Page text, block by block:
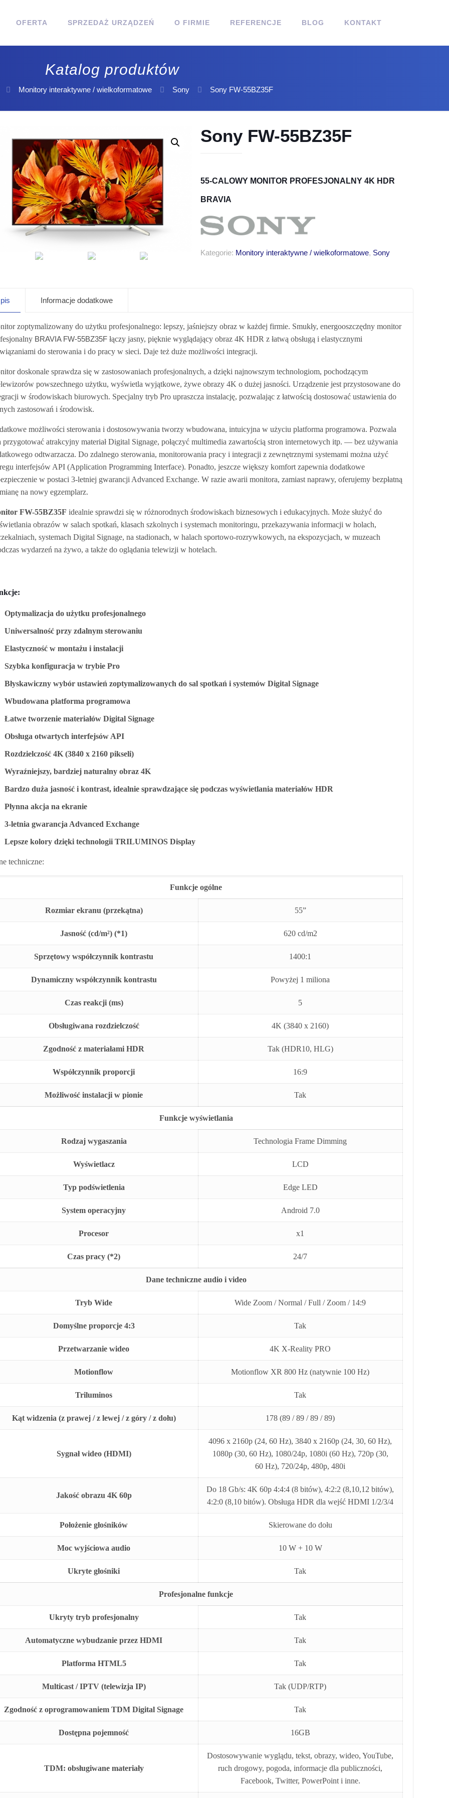
OFERTA SPRZEDAŻ URZĄDZEŃ O FIRMIE REFERENCJE BLOG KONTAKT
Katalog produktów
Monitory interaktywne / wielkoformatowe Sony Sony FW-55BZ35F
Sony FW-55BZ35F
55-CALOWY MONITOR PROFESJONALNY 4K HDR
BRAVIA
Kategorie: Monitory interaktywne / wielkoformatowe, Sony
Informacje dodatkowe
zoptymalizowany do użytku profesjonalnego: lepszy, jaśniejszy obraz w każdej firmie. Smukły, energooszczędny monitor
BRAVIA FW-55BZ35Fłączy jasny, pięknie wyglądający obraz 4K HDR z łatwą obsługą i elastycznymi
do sterowania i do pracy w sieci. Daje też duże możliwości integracji.
doskonale sprawdza się w zastosowaniach profesjonalnych, a dzięki najnowszym technologiom, pochodzącym
powszechnego użytku, wyświetla wyjątkowe, żywe obrazy 4K o dużej jasności. Urządzenie jest przystosowane do
w środowiskach biurowych. Specjalny tryb Pro upraszcza instalację, pozwalając z łatwością dostosować ustawienia do
zastosowań i środowisk.
możliwości sterowania i dostosowywania tworzy wbudowana, intuicyjna w użyciu platforma programowa. Pozwala
przygotować atrakcyjny materiał Digital Signage, połączyć multimedia zawartością stron internetowych itp. — bez używania
odtwarzacza. Do zdalnego sterowania, monitorowania pracy i integracji z zewnętrznymi systemami można użyć
interfejsów API (Application Programming Interface). Ponadto, jeszcze większy komfort zapewnia dodatkowe
w postaci 3-letniej gwarancji Advanced Exchange. W razie awarii monitora, zamiast naprawy, oferujemy bezpłatną
na nowy egzemplarz.
FW-55BZ35F idealnie sprawdzi się w różnorodnych środowiskach biznesowych i edukacyjnych. Może służyć do
obrazów w salach spotkań, klasach szkolnych i systemach monitoringu, przekazywania informacji w holach,
systemach Digital Signage, na stadionach, w halach sportowo-rozrywkowych, na ekspozycjach, w muzeach
wydarzeń na żywo, a także do oglądania telewizji w hotelach.
Optymalizacja do użytku profesjonalnego
Uniwersalność przy zdalnym sterowaniu
Elastyczność w montażu i instalacji
Szybka konfiguracja w trybie Pro
Błyskawiczny wybór ustawień zoptymalizowanych do sal spotkań i systemów Digital Signage
Wbudowana platforma programowa
Łatwe tworzenie materiałów Digital Signage
Obsługa otwartych interfejsów API
Rozdzielczość 4K (3840 x 2160 pikseli)
Wyraźniejszy, bardziej naturalny obraz 4K
Bardzo duża jasność i kontrast, idealnie sprawdzające się podczas wyświetlania materiałów HDR
Płynna akcja na ekranie
3-letnia gwarancja Advanced Exchange
Lepsze kolory dzięki technologii TRILUMINOS Display
techniczne:
Funkcje ogólne
Rozmiar ekranu (przekątna) 55”
Jasność (cd/m²) (*1) 620 cd/m2
Sprzętowy współczynnik kontrastu 1400:1
Dynamiczny współczynnik kontrastu Powyżej 1 miliona
Czas reakcji (ms) 5
Obsługiwana rozdzielczość 4K (3840 x 2160)
Zgodność z materiałami HDR Tak (HDR10, HLG)
Współczynnik proporcji 16:9
Możliwość instalacji w pionie Tak
Funkcje wyświetlania
Rodzaj wygaszania Technologia Frame Dimming
Wyświetlacz LCD
Typ podświetlenia Edge LED
System operacyjny Android 7.0
Procesor x1
Czas pracy (*2) 24/7
Dane techniczne audio i video
Tryb Wide Wide Zoom / Normal / Full / Zoom / 14:9
Domyślne proporcje 4:3 Tak
Przetwarzanie wideo 4K X-Reality PRO
Motionflow Motionflow XR 800 Hz (natywnie 100 Hz)
Triluminos Tak
Kąt widzenia (z prawej / z lewej / z góry / z dołu) 178 (89 / 89 / 89 / 89)
Sygnał wideo (HDMI)
4096 x 2160p (24, 60 Hz), 3840 x 2160p (24, 30, 60 Hz),
1080p (30, 60 Hz), 1080/24p, 1080i (60 Hz), 720p (30,
60 Hz), 720/24p, 480p, 480i
Jakość obrazu 4K 60p
Do 18 Gb/s: 4K 60p 4:4:4 (8 bitów), 4:2:2 (8,10,12 bitów),
4:2:0 (8,10 bitów). Obsługa HDR dla wejść HDMI 1/2/3/4
Położenie głośników Skierowane do dołu
Moc wyjściowa audio 10 W + 10 W
Ukryte głośniki Tak
Profesjonalne funkcje
Ukryty tryb profesjonalny Tak
Automatyczne wybudzanie przez HDMI Tak
Platforma HTML5 Tak
Multicast / IPTV (telewizja IP) Tak (UDP/RTP)
Zgodność z oprogramowaniem TDM Digital Signage Tak
Dostępna pojemność 16GB
TDM: obsługiwane materiały
Dostosowywanie wyglądu, tekst, obrazy, wideo, YouTube,
ruch drogowy, pogoda, informacje dla publiczności,
Facebook, Twitter, PowerPoint i inne.